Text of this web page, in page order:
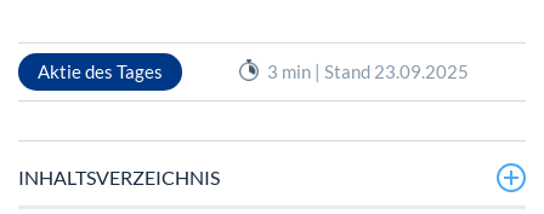
Aktie des Tages 3 min | Stand 23.09.2025
INHALTSVERZEICHNIS